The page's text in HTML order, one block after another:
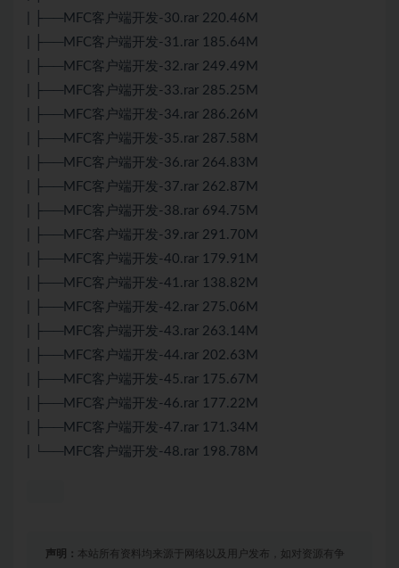
| ├──MFC客户端开发-30.rar 220.46M
| ├──MFC客户端开发-31.rar 185.64M
| ├──MFC客户端开发-32.rar 249.49M
| ├──MFC客户端开发-33.rar 285.25M
| ├──MFC客户端开发-34.rar 286.26M
| ├──MFC客户端开发-35.rar 287.58M
| ├──MFC客户端开发-36.rar 264.83M
| ├──MFC客户端开发-37.rar 262.87M
| ├──MFC客户端开发-38.rar 694.75M
| ├──MFC客户端开发-39.rar 291.70M
| ├──MFC客户端开发-40.rar 179.91M
| ├──MFC客户端开发-41.rar 138.82M
| ├──MFC客户端开发-42.rar 275.06M
| ├──MFC客户端开发-43.rar 263.14M
| ├──MFC客户端开发-44.rar 202.63M
| ├──MFC客户端开发-45.rar 175.67M
| ├──MFC客户端开发-46.rar 177.22M
| ├──MFC客户端开发-47.rar 171.34M
| └──MFC客户端开发-48.rar 198.78M
声明： 本站所有资料均来源于网络以及用户发布，如对资源有争